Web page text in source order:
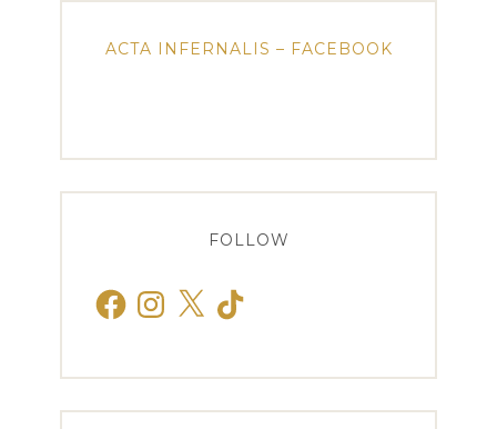
ACTA INFERNALIS – FACEBOOK
FOLLOW
FacebookInstagram
X TikTok